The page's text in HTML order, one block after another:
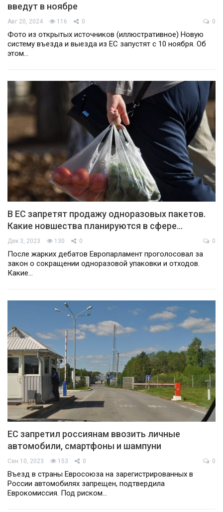
введут в ноябре
Авг 20, 2024 116 0 0
Фото из открытых источников (иллюстративное) Новую
систему въезда и выезда из ЕС запустят с 10 ноября. Об
этом…
В ЕС запретят продажу одноразовых пакетов.
Какие новшества планируются в сфере…
Дек 3, 2023 130 0 0
После жарких дебатов Европарламент проголосовал за
закон о сокращении одноразовой упаковки и отходов.
Какие…
ЕС запретил россиянам ввозить личные
автомобили, смартфоны и шампуни
Сен 10, 2023 153 0 0
Въезд в страны Евросоюза на зарегистрированных в
России автомобилях запрещен, подтвердила
Еврокомиссия. Под риском…